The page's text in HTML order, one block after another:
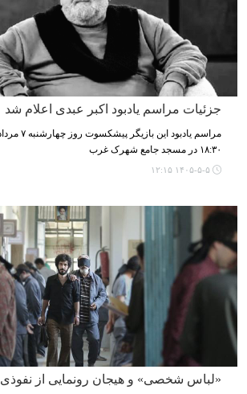
جزئیات مراسم یادبود اکبر عبدی اعلام شد
۱۸:۳۰ در مسجد جامع شهرک غرب
«لباس شخصی» و هیجان رونمایی از نفوذی